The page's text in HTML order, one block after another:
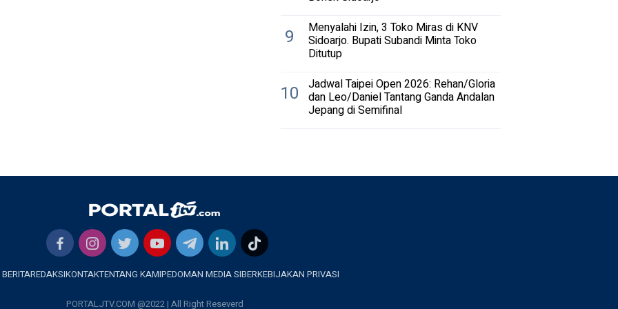
9 Menyalahi Izin, 3 Toko Miras di KNV
Sidoarjo. Bupati Subandi Minta Toko
Ditutup
10 Jadwal Taipei Open 2026: Rehan/Gloria
dan Leo/Daniel Tantang Ganda Andalan
Jepang di Semifinal
REDAKSIKONTAKTENTANG KAMIPEDOMAN MEDIA SIBERKEBIJAKAN PRIVASI
PORTALJTV.COM @2022 | All Right Reseverd